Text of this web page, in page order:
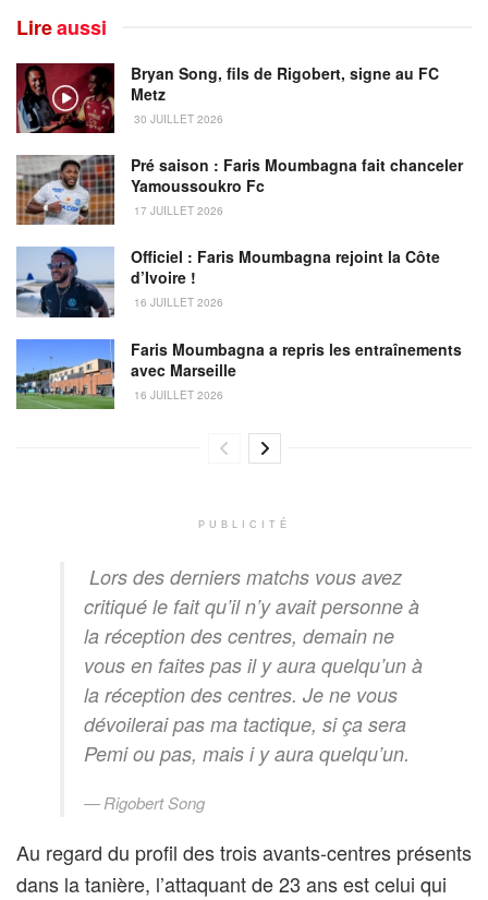
Lireaussi
Bryan Song, fils de Rigobert, signe au FC
Metz
30 JUILLET 2026
Pré saison : Faris Moumbagna fait chanceler
Yamoussoukro Fc
17 JUILLET 2026
Officiel : Faris Moumbagna rejoint la Côte
d’Ivoire !
16 JUILLET 2026
Faris Moumbagna a repris les entraînements
avec Marseille
16 JUILLET 2026
PUBLICITÉ
Lors des derniers matchs vous avez
critiqué le fait qu’il n’y avait personne à
la réception des centres, demain ne
vous en faites pas il y aura quelqu’un à
la réception des centres. Je ne vous
dévoilerai pas ma tactique, si ça sera
Pemi ou pas, mais i y aura quelqu’un.
Rigobert Song
Au regard du profil des trois avants-centres présents
dans la tanière, l’attaquant de 23 ans est celui qui